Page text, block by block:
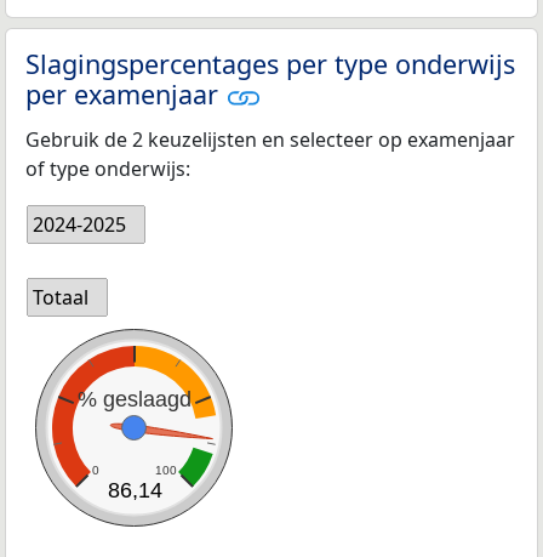
Slagingspercentages per type onderwijs
per examenjaar
Gebruik de 2 keuzelijsten en selecteer op examenjaar
of type onderwijs:
2024-2025
Totaal
% geslaagd
0 100
86,14